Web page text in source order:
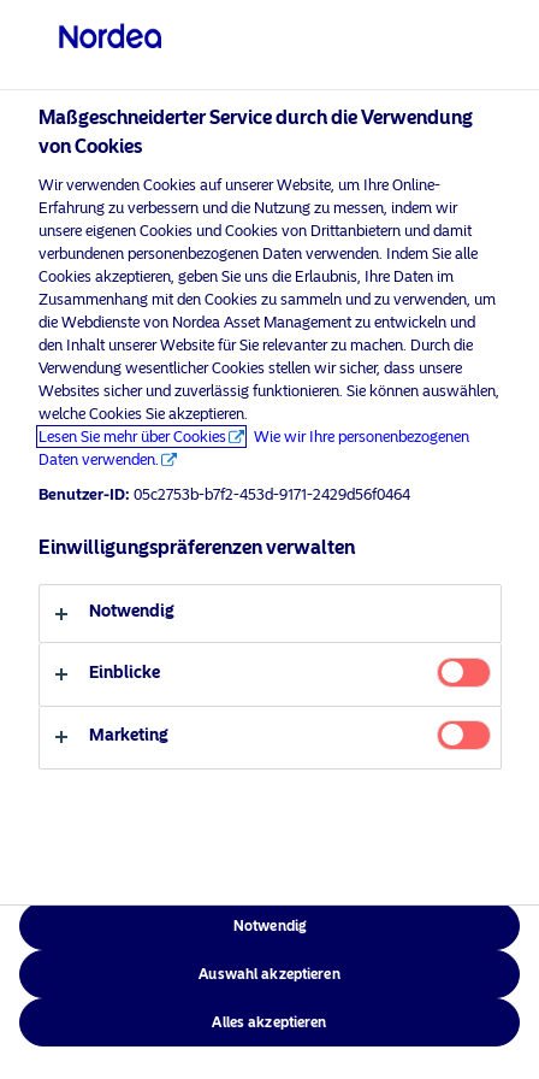
Bitte wählen Sie Ihr Anlegerprofil
aus
Land
Luxemburg
Sprache
Deutsch
Professioneller Anleger
Nordea Asset Management ist einer der größten Asset
Manager in den nordischen Ländern und verfügt über
eine globale Präsenz in Europa, Amerika und Asien.
Risikohinweise
Home
Über uns
Verantwortungsbewusste
Investments
News
Kontakt
Datenschutzerklärung
Zugänglichkeit
©2026 – Nordea Asset Management – alle Rechte vorbehalten
Maßgeschneiderter Service durch die Verwendung
von Cookies
Wir verwenden Cookies auf unserer Website, um Ihre Online-
Erfahrung zu verbessern und die Nutzung zu messen, indem wir
unsere eigenen Cookies und Cookies von Drittanbietern und damit
verbundenen personenbezogenen Daten verwenden. Indem Sie alle
Cookies akzeptieren, geben Sie uns die Erlaubnis, Ihre Daten im
Zusammenhang mit den Cookies zu sammeln und zu verwenden, um
die Webdienste von Nordea Asset Management zu entwickeln und
den Inhalt unserer Website für Sie relevanter zu machen. Durch die
Verwendung wesentlicher Cookies stellen wir sicher, dass unsere
Websites sicher und zuverlässig funktionieren. Sie können auswählen,
welche Cookies Sie akzeptieren.
Lesen Sie mehr über Cookies
Wie wir Ihre personenbezogenen
Daten verwenden.
Benutzer-ID: 05c2753b-b7f2-453d-9171-2429d56f0464
Einwilligungspräferenzen verwalten
Notwendig
Einblicke
Marketing
Notwendig
Auswahl akzeptieren
Alles akzeptieren